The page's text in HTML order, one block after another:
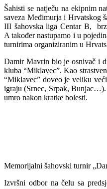
Šahisti se natječu na ekipnim
saveza Međimurja i Hrvatskog
III šahovska liga Centar B,
A također nastupamo i u
turnirima organiziranim u
Damir Mavrin bio je osnivač i
kluba “Miklavec”. Kao
“Miklavec” doveo je veliku
igraju (Srnec, Srpak,
umro nakon kratke bolesti.
Memorijalni šahovski turnir
Izvršni odbor na čelu sa